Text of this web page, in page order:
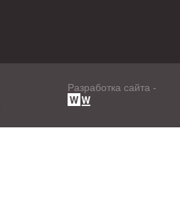
Разработка сайта -